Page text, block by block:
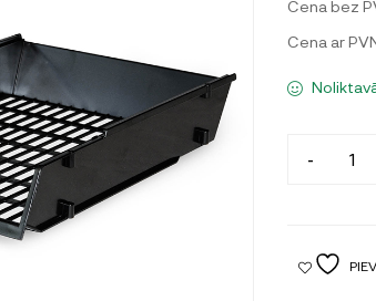
Cena bez
Cena ar
-